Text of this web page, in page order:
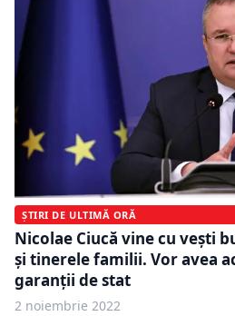
ȘTIRI DE ULTIMĂ ORĂ
Nicolae Ciucă vine cu vești
şi tinerele familii. Vor avea
garanţii de stat
2 noiembrie 2022